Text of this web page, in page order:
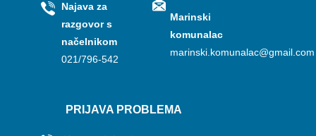
Najava za
razgovor s
načelnikom
021/796-542
Marinski
komunalac
marinski.komunalac@gmail.com
PRIJAVA PROBLEMA